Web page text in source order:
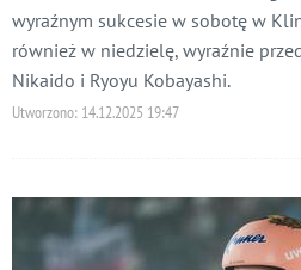
wyraźnym sukcesie w sobotę w
również w niedzielę, wyraźnie
Nikaido i Ryoyu Kobayashi.
Utworzono: 14.12.2025 19:47